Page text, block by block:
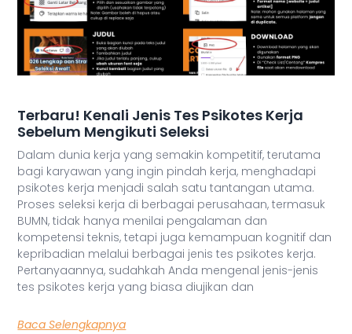
Terbaru! Kenali Jenis Tes Psikotes Kerja
Sebelum Mengikuti Seleksi
Dalam dunia kerja yang semakin kompetitif, terutama
bagi karyawan yang ingin pindah kerja, menghadapi
psikotes kerja menjadi salah satu tantangan utama.
Proses seleksi kerja di berbagai perusahaan, termasuk
BUMN, tidak hanya menilai pengalaman dan
kompetensi teknis, tetapi juga kemampuan kognitif dan
kepribadian melalui berbagai jenis tes psikotes kerja.
Pertanyaannya, sudahkah Anda mengenal jenis-jenis
tes psikotes kerja yang biasa diujikan dan
Baca Selengkapnya